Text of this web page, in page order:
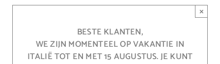
BESTE KLANTEN,
WE ZIJN MOMENTEEL OP VAKANTIE IN
ITALIË TOT EN MET 15 AUGUSTUS. JE KUNT
×